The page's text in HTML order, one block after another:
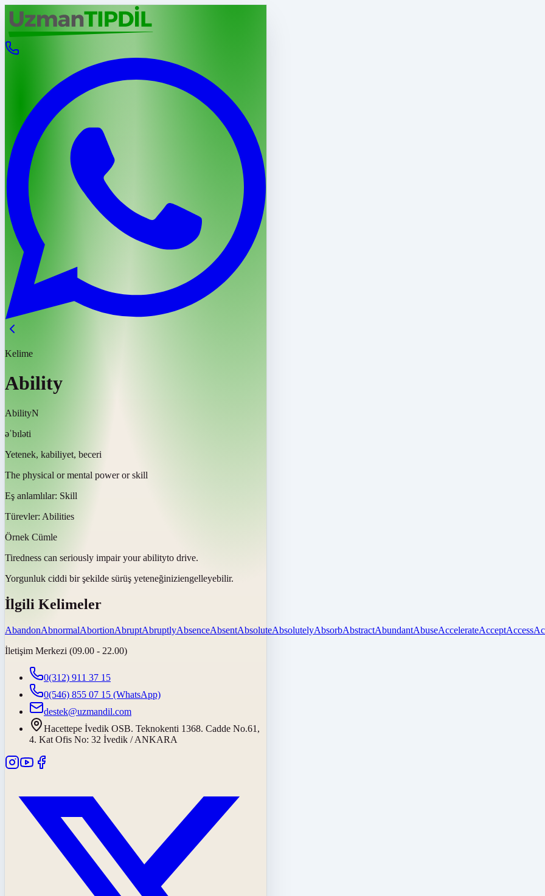
Kelime
Ability
AbilityN
əˈbɪləti
Yetenek, kabiliyet, beceri
The physical or mental power or skill
Eş anlamlılar: Skill
Türevler: Abilities
Örnek Cümle
Tiredness can seriously impair your abilityto drive.
Yorgunluk ciddi bir şekilde sürüş yeteneğiniziengelleyebilir.
İlgili Kelimeler
AbandonAbnormalAbortionAbruptAbruptlyAbsenceAbsentAbsoluteAbsolutelyAbsorbAbstractAbundantAbuseAccelerateAcceptAccess
İletişim Merkezi (09.00 - 22.00)
0(312) 911 37 15
0(546) 855 07 15 (WhatsApp)
destek@uzmandil.com
Hacettepe İvedik OSB. Teknokenti 1368. Cadde No.61,
4. Kat Ofis No: 32 İvedik / ANKARA